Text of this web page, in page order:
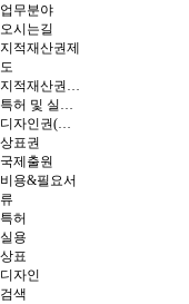
업무분야
오시는길
지적재산권제
도
지적재산권이란
특허 및 실용신안
디자인권(의장)
상표권
국제출원
비용&필요서
류
특허
실용
상표
디자인
검색